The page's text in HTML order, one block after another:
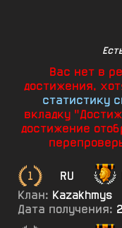
Вас нет в
достижения,
статистику
вкладку
достижение
1 RU
Клан: Kazakhmys
Дата получения: